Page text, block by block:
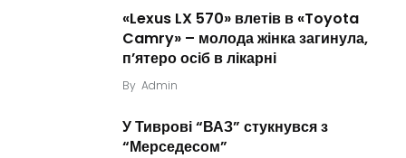
«Lexus LX 570» влетів в «Toyota
Camry» – молода жінка загинула,
п’ятеро осіб в лікарні
By Admin
У Тиврові “ВАЗ” стукнувся з
“Мерседесом”